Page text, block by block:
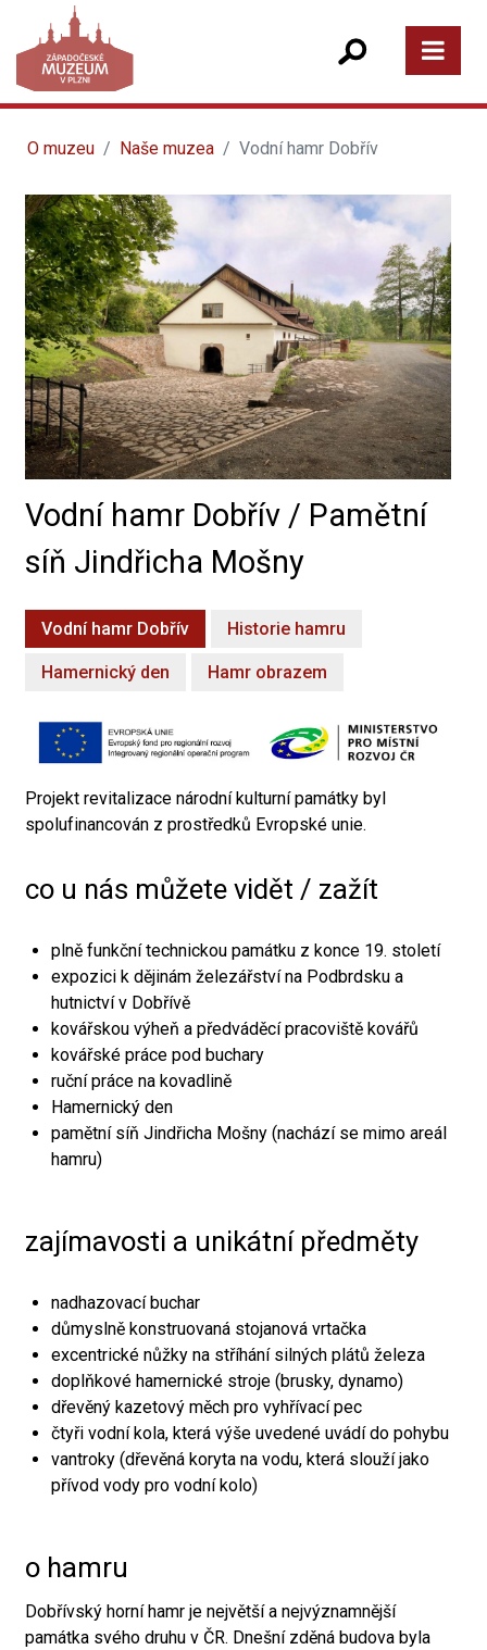
O muzeu Naše muzea Vodní hamr Dobřív
Vodní hamr Dobřív / Pamětní
síň Jindřicha Mošny
Vodní hamr Dobřív Historie hamru
Hamernický den Hamr obrazem
Projekt revitalizace národní kulturní památky byl
spolufinancován z prostředků Evropské unie.
co u nás můžete vidět / zažít
plně funkční technickou památku z konce 19. století
expozici k dějinám železářství na Podbrdsku a
hutnictví v Dobřívě
kovářskou výheň a předváděcí pracoviště kovářů
kovářské práce pod buchary
ruční práce na kovadlině
Hamernický den
pamětní síň Jindřicha Mošny (nachází se mimo areál
hamru)
zajímavosti a unikátní předměty
nadhazovací buchar
důmyslně konstruovaná stojanová vrtačka
excentrické nůžky na stříhání silných plátů železa
doplňkové hamernické stroje (brusky, dynamo)
dřevěný kazetový měch pro vyhřívací pec
čtyři vodní kola, která výše uvedené uvádí do pohybu
vantroky (dřevěná koryta na vodu, která slouží jako
přívod vody pro vodní kolo)
o hamru
Dobřívský horní hamr je největší a nejvýznamnější
památka svého druhu v ČR. Dnešní zděná budova byla